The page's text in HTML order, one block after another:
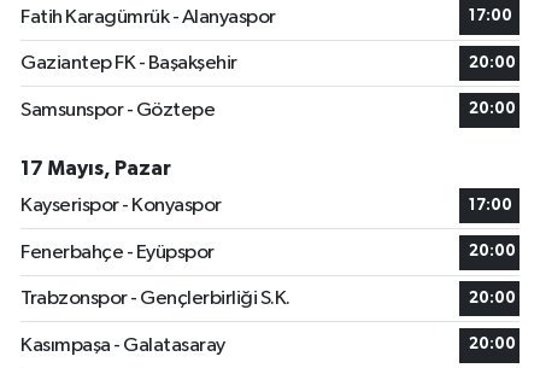
Fatih Karagümrük - Alanyaspor
17:00
Gaziantep FK - Başakşehir 20:00
Samsunspor - Göztepe 20:00
17 Mayıs, Pazar
Kayserispor - Konyaspor
17:00
Fenerbahçe - Eyüpspor 20:00
Trabzonspor - Gençlerbirliği S.K. 20:00
Kasımpaşa - Galatasaray 20:00